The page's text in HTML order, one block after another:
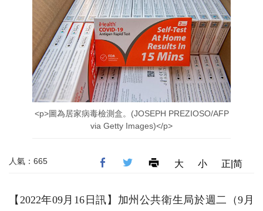
<p>圖為居家病毒檢測盒。(JOSEPH PREZIOSO/AFP
via Getty Images)</p>
人氣：665 大 小 正|简
【2022年09月16日訊】加州公共衛生局於週二（9月